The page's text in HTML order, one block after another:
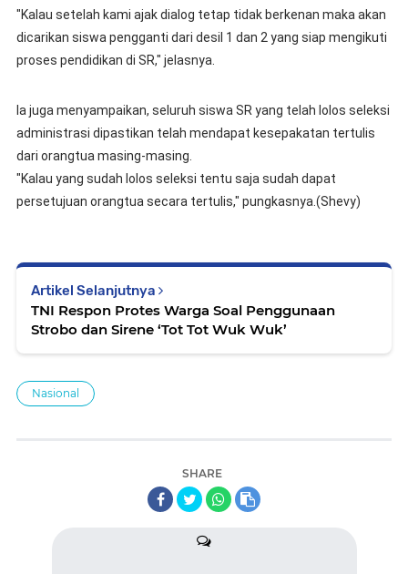
"Kalau setelah kami ajak dialog tetap tidak berkenan maka akan
dicarikan siswa pengganti dari desil 1 dan 2 yang siap mengikuti
proses pendidikan di SR," jelasnya.
Ia juga menyampaikan, seluruh siswa SR yang telah lolos seleksi
administrasi dipastikan telah mendapat kesepakatan tertulis
dari orangtua masing-masing.
"Kalau yang sudah lolos seleksi tentu saja sudah dapat
persetujuan orangtua secara tertulis," pungkasnya. (Shevy)
Artikel Selanjutnya
TNI Respon Protes Warga Soal Penggunaan
Strobo dan Sirene ‘Tot Tot Wuk Wuk’
Nasional
SHARE